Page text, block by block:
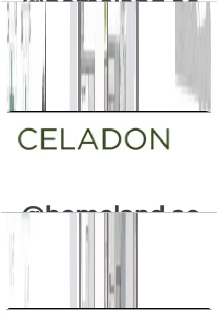
Celadon, Building 1-2-3, 1BR, Type A4, Level 3
to 5-7, Unit 301-302(M)-401-402(M)-501-
502(M)-701-
702(M)-301(M)-401(M)-501(M)-302-402-
502-701(M)-702, 737 SQFT
باز کردن چیدمان
Celadon, Building 1-2-3, 1BR, Type A5, Level 3
to 5-7, Unit 303(M)-308-403(M)-408-
503(M)-508-703(M)-707-303-308(M)-403-
408(M)-503-508(M)-703-707(M), 745 SQFT
باز کردن چیدمان